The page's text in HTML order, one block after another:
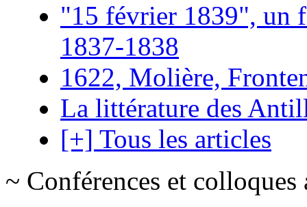
"15 février 1839", un
1837-1838
1622, Molière,
La littérature des
[+] Tous les articles
~ Conférences et